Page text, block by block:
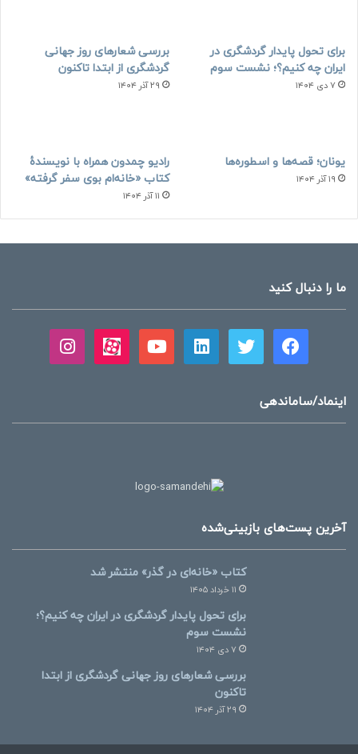
برای تحول پایدار گردشگری در
ایران چه کنیم؟؛ نشست سوم
۷ دی ۱۴۰۴
بررسی شعارهای روز جهانی
گردشگری از ابتدا تاکنون
۲۹ آذر ۱۴۰۴
یونان؛ قصه‌ها و اسطوره‌ها
۱۹ آذر ۱۴۰۴
رادیو چمدون همراه با نویسندهٔ
کتاب «خانه‌ام بوی سفر گرفته»
۱۱ آذر ۱۴۰۴
ما را دنبال کنید
اینماد/ساماندهی
آخرین پست‌های بازبینی‌شده
کتاب «خانه‌ای در گذر» منتشر شد
۱۱ خرداد ۱۴۰۵
برای تحول پایدار گردشگری در ایران چه کنیم؟؛
نشست سوم
۷ دی ۱۴۰۴
بررسی شعارهای روز جهانی گردشگری از ابتدا
تاکنون
۲۹ آذر ۱۴۰۴